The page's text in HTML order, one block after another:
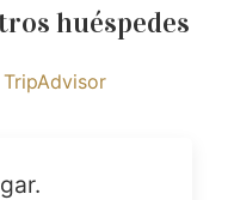
huéspedes
TripAdvisor